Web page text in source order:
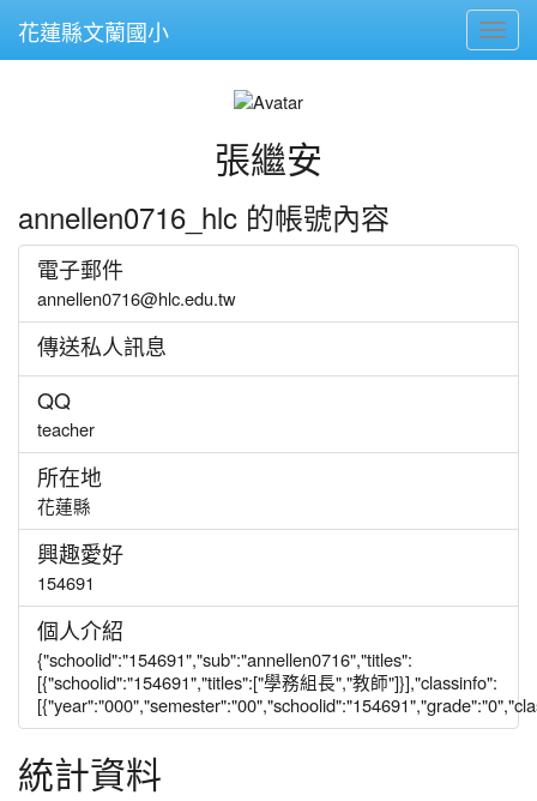
花蓮縣文蘭國小
張繼安
annellen0716_hlc 的帳號內容
電子郵件
annellen0716@hlc.edu.tw
傳送私人訊息
QQ
teacher
所在地
花蓮縣
興趣愛好
154691
個人介紹
{"schoolid":"154691","sub":"annellen0716","titles":
[{"schoolid":"154691","titles":["學務組長","教師"]}],"classinfo":
統計資料